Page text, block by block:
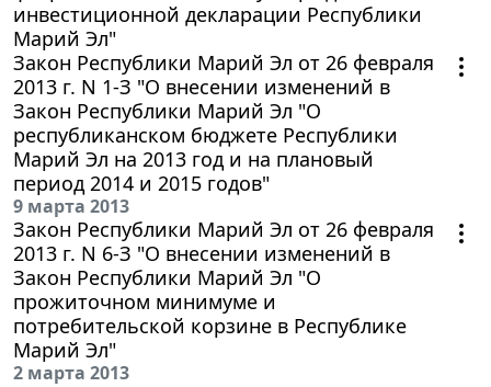
инвестиционной декларации Республики
Марий Эл"
Закон Республики Марий Эл от 26 февраля
2013 г. N 1-З "О внесении изменений в
Закон Республики Марий Эл "О
республиканском бюджете Республики
Марий Эл на 2013 год и на плановый
период 2014 и 2015 годов"
9 марта 2013
Закон Республики Марий Эл от 26 февраля
2013 г. N 6-З "О внесении изменений в
Закон Республики Марий Эл "О
прожиточном минимуме и
потребительской корзине в Республике
Марий Эл"
2 марта 2013